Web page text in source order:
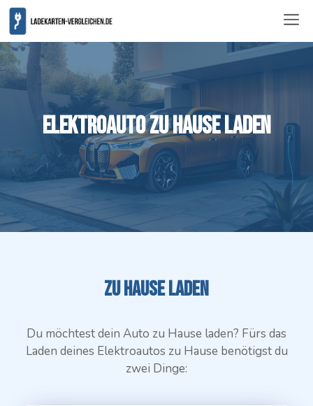
Zum
Inhalt
springen
Elektroauto Zu Hause Laden
Zu Hause laden
Du möchtest dein Auto zu Hause laden? Fürs das
Laden deines Elektroautos zu Hause benötigst du
zwei Dinge: